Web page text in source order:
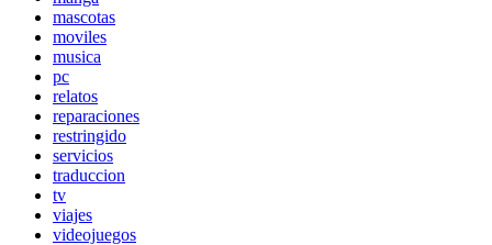
mascotas
moviles
musica
pc
relatos
reparaciones
restringido
servicios
traduccion
tv
viajes
videojuegos